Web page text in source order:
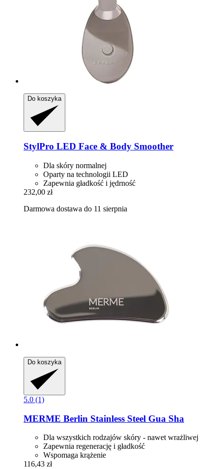
Do koszyka
StylPro LED Face & Body Smoother
Dla skóry normalnej
Oparty na technologii LED
Zapewnia gładkość i jędrność
232,00 zł
Darmowa dostawa do 11 sierpnia
Do koszyka
5.0 (1)
MERME Berlin Stainless Steel Gua Sha
Dla wszystkich rodzajów skóry - nawet wrażliwej
Zapewnia regenerację i gładkość
Wspomaga krążenie
116,43 zł